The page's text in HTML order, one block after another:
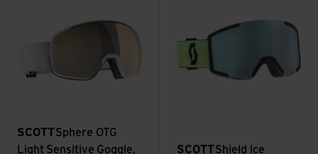
SCOTTSphere OTG
Light Sensitive Goggle,
SCOTTShield ice